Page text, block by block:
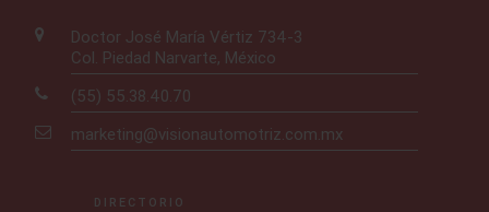
Doctor José María Vértiz 734-3
Col. Piedad Narvarte, México
(55) 55.38.40.70
marketing@visionautomotriz.com.mx
DIRECTORIO